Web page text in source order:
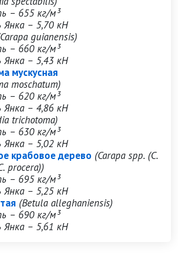
– 655 кг/м³
Янка – 5,70 кН
guianensis)
– 660 кг/м³
Янка – 5,43 кН
мускусная
moschatum)
– 620 кг/м³
Янка – 4,86 кН
trichotoma)
– 630 кг/м³
Янка – 5,02 кН
крабовое дерево (Carapa spp. (C.
procera))
– 695 кг/м³
Янка – 5,25 кН
(Betula alleghaniensis)
– 690 кг/м³
Янка – 5,61 кН